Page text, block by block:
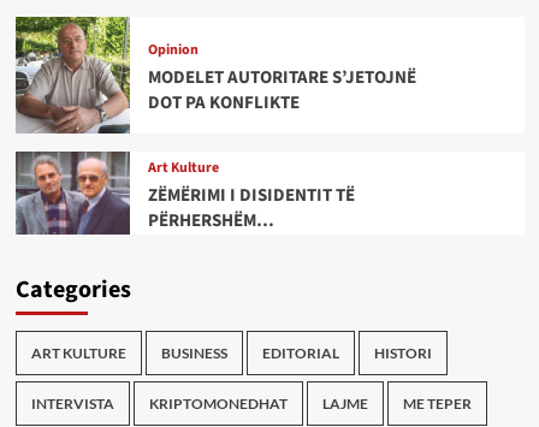
Opinion
MODELET AUTORITARE S’JETOJNË
DOT PA KONFLIKTE
Art Kulture
ZËMËRIMI I DISIDENTIT TË
PËRHERSHËM…
Categories
ART KULTURE BUSINESS EDITORIAL HISTORI
INTERVISTA KRIPTOMONEDHAT LAJME ME TEPER